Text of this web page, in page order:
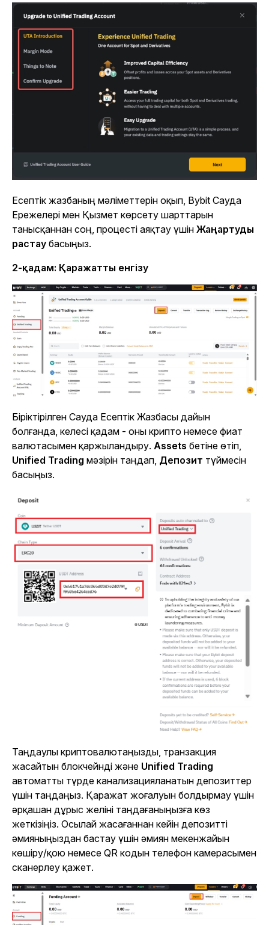
Есептік жазбаның мәліметтерін оқып, Bybit Сауда
Ережелері мен Қызмет көрсету шарттарын
танысқаннан соң, процесті аяқтау үшін Жаңартуды
растау басыңыз.
2-қадам: Қаражатты енгізу
Біріктірілген Сауда Есептік Жазбасы дайын
болғанда, келесі қадам - оны крипто немесе фиат
валютасымен қаржыландыру. Assets бетіне өтіп,
Unified Trading мәзірін таңдап, Депозит түймесін
басыңыз.
Таңдаулы криптовалютаңызды, транзакция
жасайтын блокчейнді және Unified Trading
автоматты түрде канализацияланатын депозиттер
үшін таңдаңыз. Қаражат жоғалуын болдырмау үшін
әрқашан дұрыс желіні таңдағаныңызға көз
жеткізіңіз. Осылай жасағаннан кейін депозитті
әмияныңыздан бастау үшін әмиян мекенжайын
көшіру/қою немесе QR кодын телефон камерасымен
сканерлеу қажет.